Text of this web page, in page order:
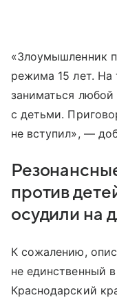
«Злоумышленник
режима 15 лет. На
заниматься любой
с детьми.
не вступил», —
против
осудили на
К сожалению,
не единственный
Краснодарский